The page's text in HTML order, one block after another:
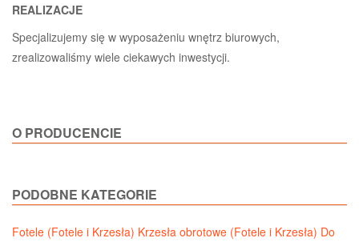
REALIZACJE
Specjalizujemy się w wyposażeniu wnętrz biurowych,
zrealizowaliśmy wiele ciekawych inwestycji.
O PRODUCENCIE
PODOBNE KATEGORIE
Fotele (Fotele i Krzesła) Krzesła obrotowe (Fotele i Krzesła) Do